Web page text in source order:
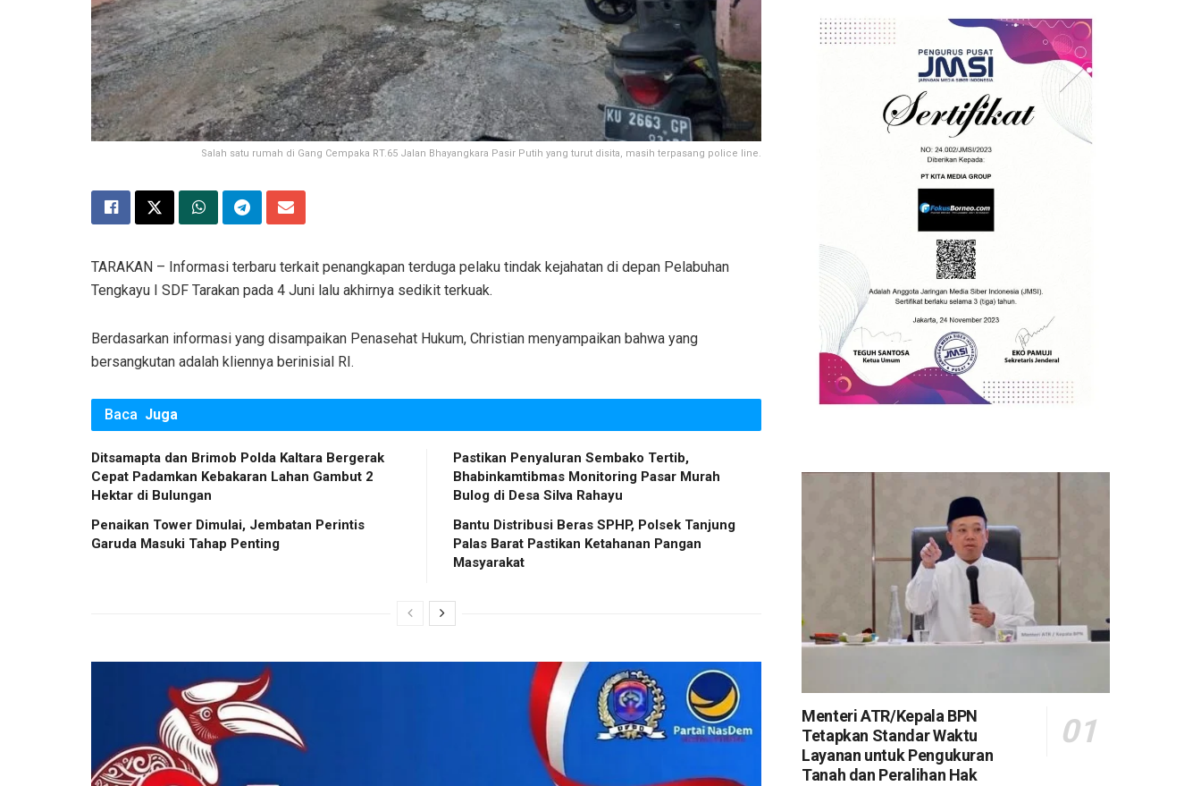
Salah satu rumah di Gang Cempaka RT.65 Jalan Bhayangkara Pasir Putih yang turut disita, masih terpasang police line.
TARAKAN – Informasi terbaru terkait penangkapan terduga pelaku tindak kejahatan di depan Pelabuhan
Tengkayu I SDF Tarakan pada 4 Juni lalu akhirnya sedikit terkuak.
Berdasarkan informasi yang disampaikan Penasehat Hukum, Christian menyampaikan bahwa yang
bersangkutan adalah kliennya berinisial RI.
Baca Juga
Ditsamapta dan Brimob Polda Kaltara Bergerak
Cepat Padamkan Kebakaran Lahan Gambut 2
Hektar di Bulungan
Penaikan Tower Dimulai, Jembatan Perintis
Garuda Masuki Tahap Penting
Pastikan Penyaluran Sembako Tertib,
Bhabinkamtibmas Monitoring Pasar Murah
Bulog di Desa Silva Rahayu
Bantu Distribusi Beras SPHP, Polsek Tanjung
Palas Barat Pastikan Ketahanan Pangan
Masyarakat
Menteri ATR/Kepala BPN
Tetapkan Standar Waktu
Layanan untuk Pengukuran
Tanah dan Peralihan Hak